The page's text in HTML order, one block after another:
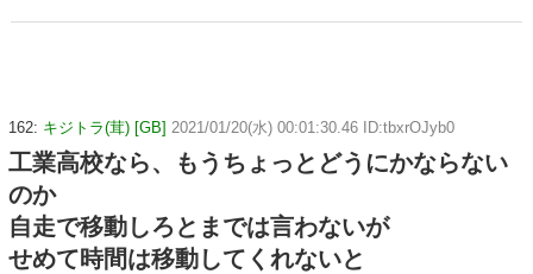
162: キジトラ(茸) [GB] 2021/01/20(水) 00:01:30.46 ID:tbxrOJyb0
工業高校なら、もうちょっとどうにかならない
のか
自走で移動しろとまでは言わないが
せめて時間は移動してくれないと